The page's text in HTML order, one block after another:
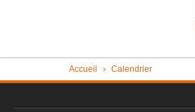
Accueil Calendrier